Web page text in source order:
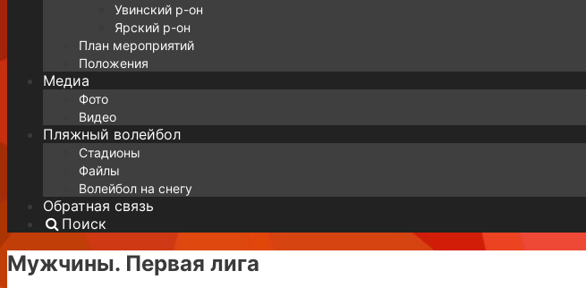
Увинский р-он
Ярский р-он
План мероприятий
Положения
Медиа
Фото
Видео
Пляжный волейбол
Стадионы
Файлы
Волейбол на снегу
Обратная связь
Поиск
Мужчины. Первая лига